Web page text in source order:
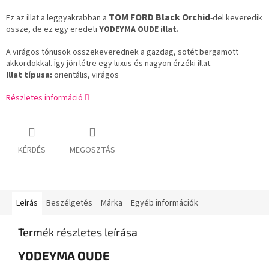
Ez az illat a leggyakrabban a TOM FORD Black Orchid-del keveredik
össze, de ez egy eredeti YODEYMA OUDE illat.
A virágos tónusok összekeverednek a gazdag, sötét bergamott
akkordokkal. Így jön létre egy luxus és nagyon érzéki illat.
Illat típusa: orientális, virágos
Részletes információ
KÉRDÉS MEGOSZTÁS
Leírás Beszélgetés Márka Egyéb információk
Termék részletes leírása
YODEYMA OUDE